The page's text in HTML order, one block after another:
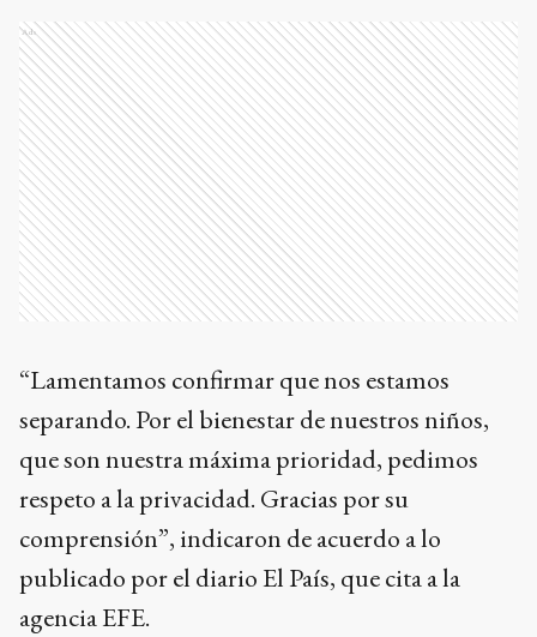
Ads
“Lamentamos confirmar que nos estamos
separando. Por el bienestar de nuestros niños,
que son nuestra máxima prioridad, pedimos
respeto a la privacidad. Gracias por su
comprensión”, indicaron de acuerdo a lo
publicado por el diario El País, que cita a la
agencia EFE.